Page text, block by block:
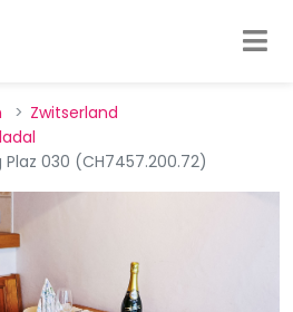
Zwitserland
030 (CH7457.200.72)